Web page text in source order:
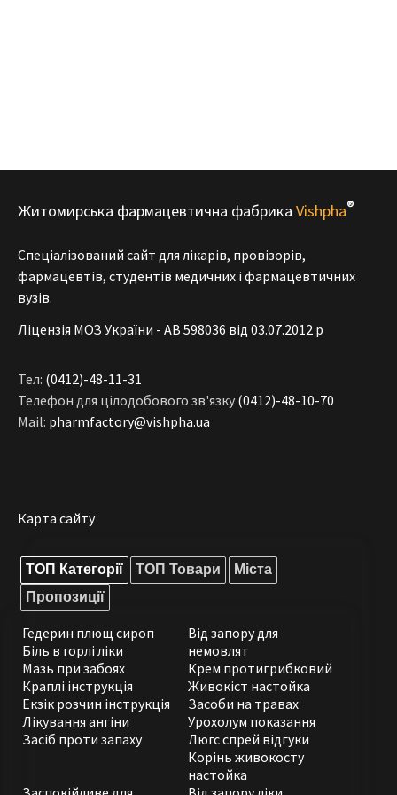
Житомирська фармацевтична фабрика Vishpha®
Спеціалізований сайт для лікарів, провізорів,
фармацевтів, студентів медичних і фармацевтичних
вузів.
Ліцензія МОЗ України - АВ 598036 від 03.07.2012 р
Тел: (0412)-48-11-31
Телефон для цілодобового зв'язку (0412)-48-10-70
Mail: pharmfactory@vishpha.ua
Карта сайту
ТОП Категорії ТОП Товари
Міста
Пропозиції
Гедерин плющ сироп
Біль в горлі ліки
Мазь при забоях
Краплі інструкція
Екзік розчин інструкція
Лікування ангіни
Засіб проти запаху
Від запору для
немовлят
Крем протигрибковий
Живокіст настойка
Засоби на травах
Урохолум показання
Люгс спрей відгуки
Корінь живокосту
настойка